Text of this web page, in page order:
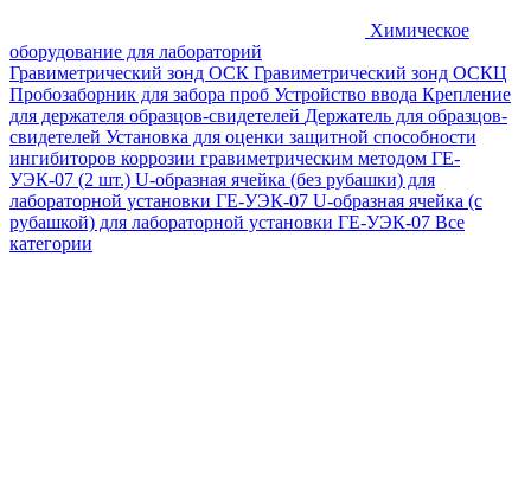
Химическое
оборудование для лабораторий
Гравиметрический зонд ОСК Гравиметрический зонд ОСКЦ
Пробозаборник для забора проб Устройство ввода Крепление
для держателя образцов-свидетелей Держатель для образцов-
свидетелей Установка для оценки защитной способности
ингибиторов коррозии гравиметрическим методом ГЕ-
УЭК-07 (2 шт.) U-образная ячейка (без рубашки) для
лабораторной установки ГЕ-УЭК-07 U-образная ячейка (с
рубашкой) для лабораторной установки ГЕ-УЭК-07 Все
категории